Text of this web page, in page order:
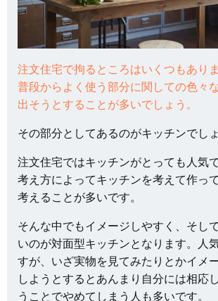
注文住宅で拘るところはいくつもあり
普段からよく使う部分に関しての色々
出そうとすることが多いでしょう。
その部分としてあるのがキッチンでしょ
注文住宅ではキッチンがとっても人気
考え方によってキッチンを考えて作っ
考えることが多いです。
そんな中でもイメージしやすく、そし
いのが対面型キッチンとなります。人
すが、いざ実物を見てみたりとかイメ
しようとするとあんまり自分には相応
うことでやめてしまう人も多いです。